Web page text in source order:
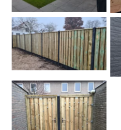
Hout beton schuttingen
Tuindeur grenen